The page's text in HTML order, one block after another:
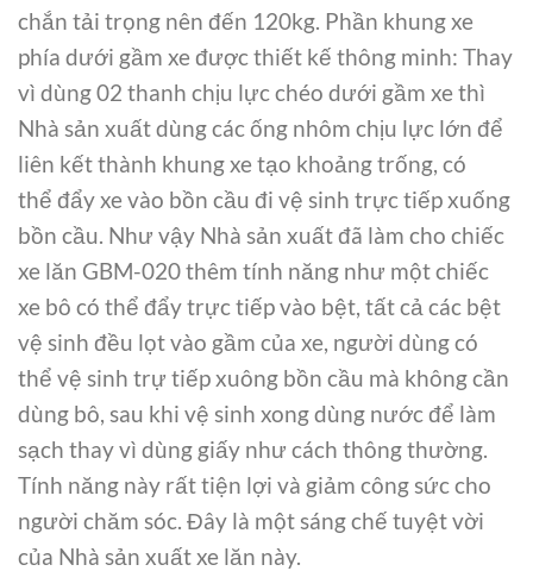
chắn tải trọng nên đến 120kg. Phần khung xe
phía dưới gầm xe được thiết kế thông minh: Thay
vì dùng 02 thanh chịu lực chéo dưới gầm xe thì
Nhà sản xuất dùng các ống nhôm chịu lực lớn để
liên kết thành khung xe tạo khoảng trống, có
thể đẩy xe vào bồn cầu đi vệ sinh trực tiếp xuống
bồn cầu. Như vậy Nhà sản xuất đã làm cho chiếc
xe lăn GBM-020 thêm tính năng như một chiếc
xe bô có thể đẩy trực tiếp vào bệt, tất cả các bệt
vệ sinh đều lọt vào gầm của xe, người dùng có
thể vệ sinh trự tiếp xuông bồn cầu mà không cần
dùng bô, sau khi vệ sinh xong dùng nước để làm
sạch thay vì dùng giấy như cách thông thường.
Tính năng này rất tiện lợi và giảm công sức cho
người chăm sóc. Đây là một sáng chế tuyệt vời
của Nhà sản xuất xe lăn này.